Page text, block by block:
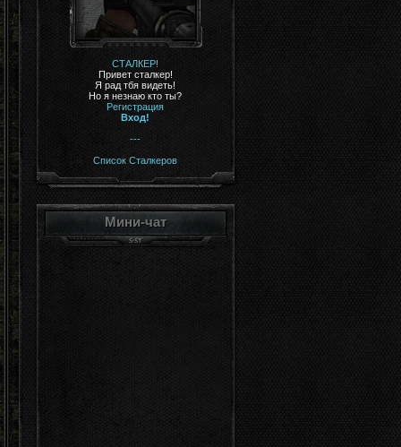
СТАЛКЕР!
Привет сталкер!
Я рад тбя видеть!
Но я незнаю кто ты?
Регистрация
Вход!
---
Список Сталкеров
Мини-чат